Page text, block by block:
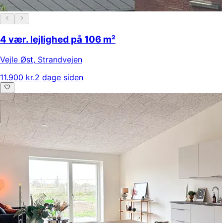
4 vær. lejlighed på 106 m²
Vejle Øst, Strandvejen
11.900 kr.2 dage siden